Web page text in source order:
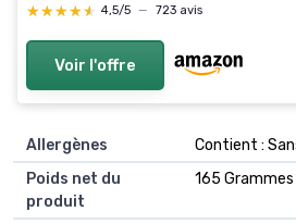
★★★★★
★★★★★ 4,5/5 — 723 avis
Voir l'offre
Allergènes
‎Contient :
Poids net du
produit
‎165 Grammes